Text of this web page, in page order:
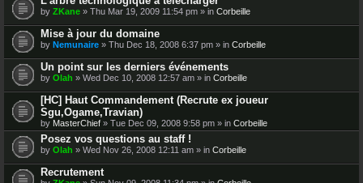
by ZKane » Thu Mar 19, 2009 11:54 pm » in Corbeille
Mise à jour du domaine
by Nemunaire » Thu Dec 18, 2008 6:37 pm » in Corbeille
Un point sur les derniers événements
by Olah » Wed Dec 10, 2008 12:57 am » in Corbeille
[HC] Haut Commandement (Recrute ex joueur
Sgu,Ogame,Travian)
by MasterChief » Tue Dec 09, 2008 9:58 pm » in Corbeille
Posez vos questions au staff !
by Olah » Wed Nov 26, 2008 12:11 am » in Corbeille
Recrutement